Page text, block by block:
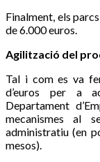
Finalment, els
de 6.000 euros.
Agilització del
Tal i com es va
d’euros per a
Departament
mecanismes al
administratiu (en
mesos).